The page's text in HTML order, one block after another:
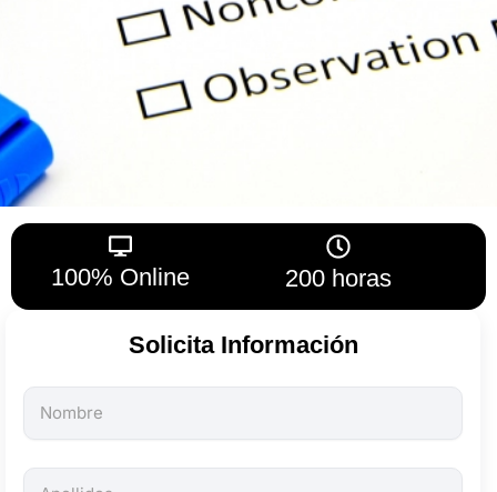
100% Online 200 horas
Solicita Información
Todos
los
son